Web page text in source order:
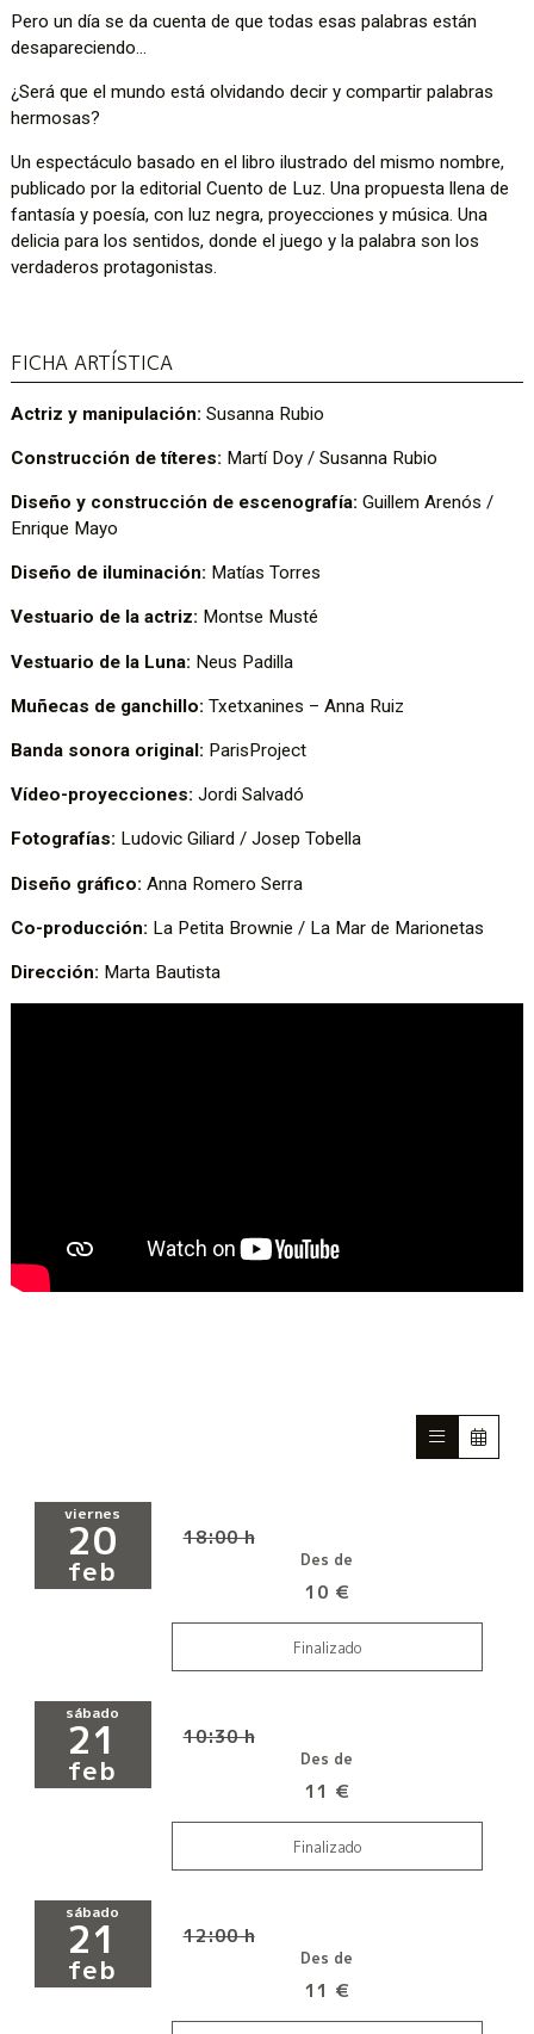
Pero un día se da cuenta de que todas esas palabras están
desapareciendo…
¿Será que el mundo está olvidando decir y compartir palabras
hermosas?
Un espectáculo basado en el libro ilustrado del mismo nombre,
publicado por la editorial Cuento de Luz. Una propuesta llena de
fantasía y poesía, con luz negra, proyecciones y música. Una
delicia para los sentidos, donde el juego y la palabra son los
verdaderos protagonistas.
FICHA ARTÍSTICA
Actriz y manipulación: Susanna Rubio
Construcción de títeres: Martí Doy / Susanna Rubio
Diseño y construcción de escenografía: Guillem Arenós /
Enrique Mayo
Diseño de iluminación: Matías Torres
Vestuario de la actriz: Montse Musté
Vestuario de la Luna: Neus Padilla
Muñecas de ganchillo: Txetxanines – Anna Ruiz
Banda sonora original: ParisProject
Vídeo-proyecciones: Jordi Salvadó
Fotografías: Ludovic Giliard / Josep Tobella
Diseño gráfico: Anna Romero Serra
Co-producción: La Petita Brownie / La Mar de Marionetas
Dirección: Marta Bautista
viernes
20
feb
18:00 h
Des de
10 €
Finalizado
sábado
21
feb
10:30 h
Des de
11 €
Finalizado
sábado
21
feb
12:00 h
Des de
11 €